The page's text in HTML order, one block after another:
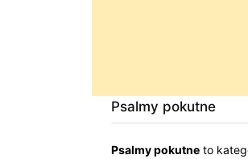
Psalmy pokutne
Psalmy pokutne to